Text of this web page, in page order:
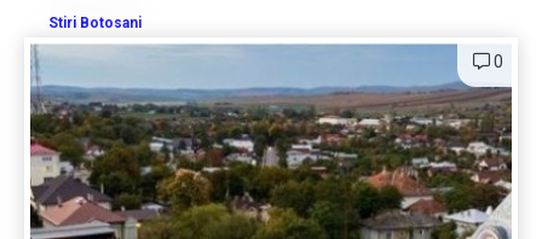
Stiri Botosani
0